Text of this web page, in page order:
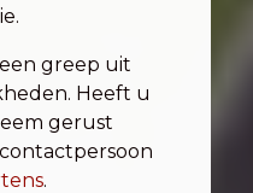
greep uit
Heeft u
gerust
.